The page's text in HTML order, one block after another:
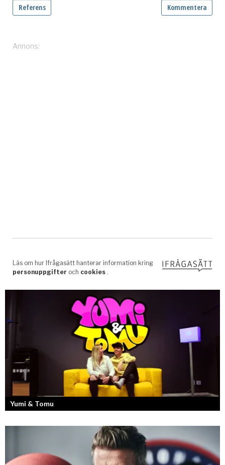
Yumi & Tomu
Läs mer om deras liv som YouTubers och Entreprenörer